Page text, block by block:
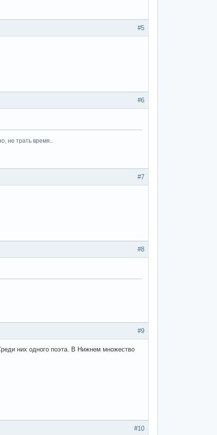
#5
#6
не трать время..
#7
#8
#9
них одного поэта. В Нижнем множество
#10